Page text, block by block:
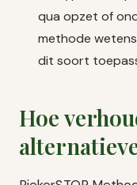
qua opzet of
methode
dit soort
Hoe